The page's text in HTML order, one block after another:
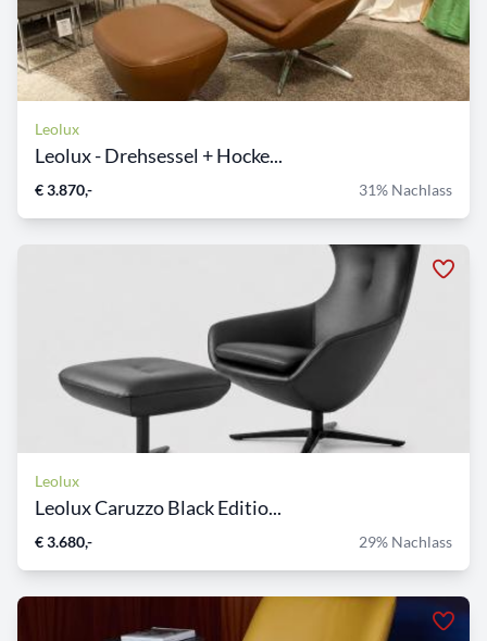
Leolux
Leolux - Drehsessel + Hocke...
€ 3.870,- 31% Nachlass
Leolux
Leolux Caruzzo Black Editio...
€ 3.680,- 29% Nachlass